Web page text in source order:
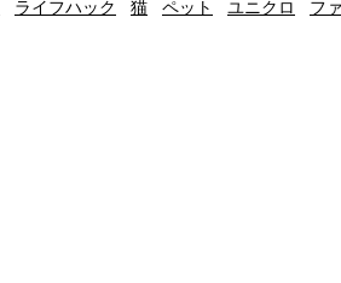
ライフハック 猫 ペット ユニクロ フ